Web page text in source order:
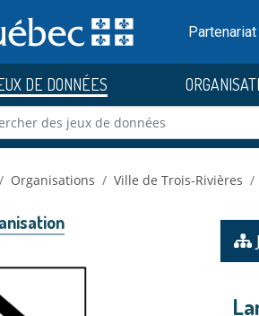
DE DONNÉES
Organisations Ville de Trois-Rivières